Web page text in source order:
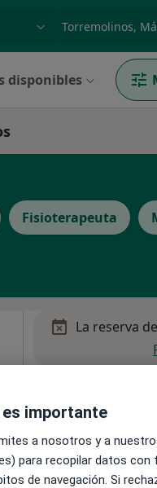
disponibles
Fisioterapeuta
La reserva
importante
a nosotros y a
para recopilar datos
de navegación. Si